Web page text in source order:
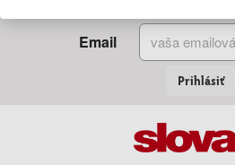
Email
Prihlásiť